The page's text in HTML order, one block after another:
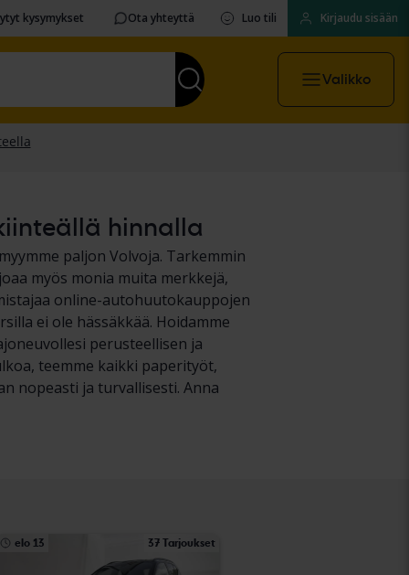
kysymykset Ota yhteyttä Luo tili Kirjaudu sisään
Valikko
hinnalla
paljon Volvoja. Tarkemmin
myös monia muita merkkejä,
online-autohuutokauppojen
ei ole hässäkkää. Hoidamme
perusteellisen ja
teemme kaikki paperityöt,
nopeasti ja turvallisesti. Anna
elo 13 37 Tarjoukset